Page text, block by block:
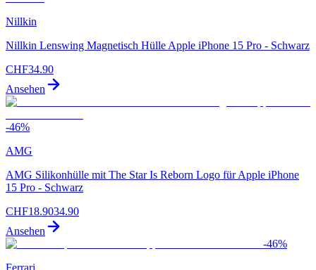
Nillkin
Nillkin Lenswing Magnetisch Hülle Apple iPhone 15 Pro - Schwarz
CHF34.90
Ansehen
-46%
AMG
AMG Silikonhülle mit The Star Is Reborn Logo für Apple iPhone
15 Pro - Schwarz
CHF18.9034.90
Ansehen
-46%